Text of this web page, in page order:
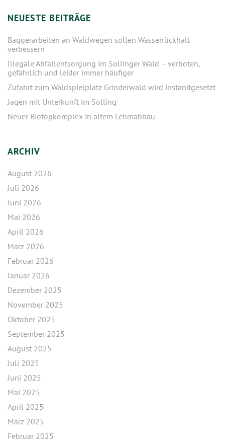
NEUESTE BEITRÄGE
Baggerarbeiten an Waldwegen sollen Wasserrückhalt
verbessern
Illegale Abfallentsorgung im Sollinger Wald – verboten,
gefährlich und leider immer häufiger
Zufahrt zum Waldspielplatz Grinderwald wird instandgesetzt
Jagen mit Unterkunft im Solling
Neuer Biotopkomplex in altem Lehmabbau
ARCHIV
August 2026
Juli 2026
Juni 2026
Mai 2026
April 2026
März 2026
Februar 2026
Januar 2026
Dezember 2025
November 2025
Oktober 2025
September 2025
August 2025
Juli 2025
Juni 2025
Mai 2025
April 2025
März 2025
Februar 2025